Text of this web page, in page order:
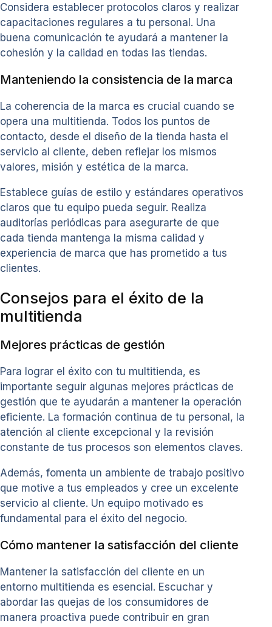
Considera establecer protocolos claros y realizar
capacitaciones regulares a tu personal. Una
buena comunicación te ayudará a mantener la
cohesión y la calidad en todas las tiendas.
Manteniendo la consistencia de la marca
La coherencia de la marca es crucial cuando se
opera una multitienda. Todos los puntos de
contacto, desde el diseño de la tienda hasta el
servicio al cliente, deben reflejar los mismos
valores, misión y estética de la marca.
Establece guías de estilo y estándares operativos
claros que tu equipo pueda seguir. Realiza
auditorías periódicas para asegurarte de que
cada tienda mantenga la misma calidad y
experiencia de marca que has prometido a tus
clientes.
Consejos para el éxito de la
multitienda
Mejores prácticas de gestión
Para lograr el éxito con tu multitienda, es
importante seguir algunas mejores prácticas de
gestión que te ayudarán a mantener la operación
eficiente. La formación continua de tu personal, la
atención al cliente excepcional y la revisión
constante de tus procesos son elementos claves.
Además, fomenta un ambiente de trabajo positivo
que motive a tus empleados y cree un excelente
servicio al cliente. Un equipo motivado es
fundamental para el éxito del negocio.
Cómo mantener la satisfacción del cliente
Mantener la satisfacción del cliente en un
entorno multitienda es esencial. Escuchar y
abordar las quejas de los consumidores de
manera proactiva puede contribuir en gran